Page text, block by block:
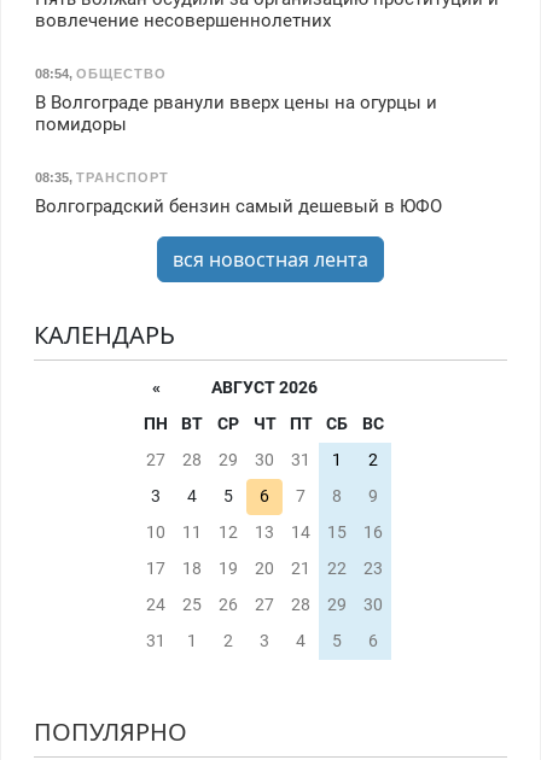
вовлечение несовершеннолетних
08:54, ОБЩЕСТВО
В Волгограде рванули вверх цены на огурцы и
помидоры
08:35, ТРАНСПОРТ
Волгоградский бензин самый дешевый в ЮФО
вся новостная лента
КАЛЕНДАРЬ
«
АВГУСТ 2026
ПН
ВТ СР ЧТ ПТ СБ
ВС
27
28 29 30 31 1
2
3
4 5 6 7 8
9
10
11 12 13 14 15
16
17
18 19 20 21 22
23
24
25 26 27 28 29
30
31
1 2 3 4 5 6
ПОПУЛЯРНО